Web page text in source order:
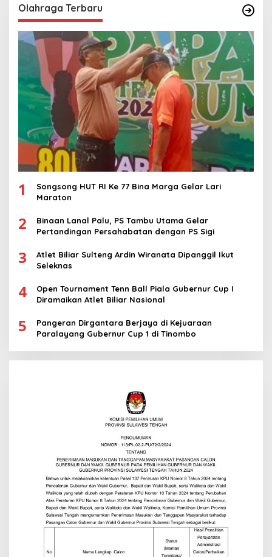
Olahraga Terbaru
1
Songsong HUT RI Ke 77 Bina Marga Gelar Lari
Maraton
2
Binaan Lanal Palu, PS Tambu Utama Gelar
Pertandingan Persahabatan dengan PS Sigi
3
Atlet Biliar Sulteng Ardin Wiranata Dipanggil Ikut
Seleknas
4
Open Tournament Tenn Ball Piala Gubernur Cup I
Diramaikan Atlet Biliar Nasional
5
Pangeran Dirgantara Berjaya di Kejuaraan
Paralayang Gubernur Cup 1 di Tinombo